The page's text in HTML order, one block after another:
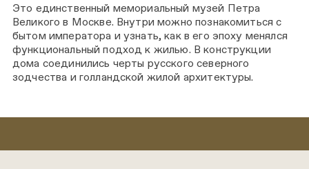
Это единственный мемориальный музей Петра
Великого в Москве. Внутри можно познакомиться с
бытом императора и узнать, как в его эпоху менялся
функциональный подход к жилью. В конструкции
дома соединились черты русского северного
зодчества и голландской жилой архитектуры.